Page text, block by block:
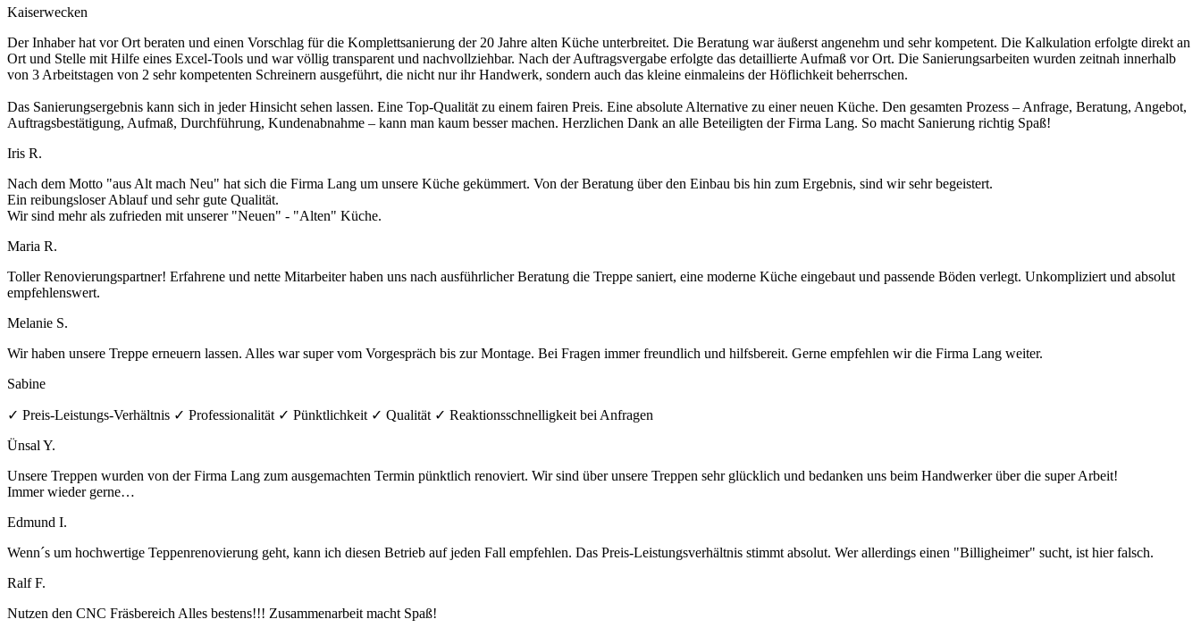
Kaiserwecken
Der Inhaber hat vor Ort beraten und einen Vorschlag für die Komplettsanierung der 20 Jahre alten Küche unterbreitet. Die Beratung war äußerst angenehm und sehr kompetent. Die Kalkulation erfolgte direkt an
Ort und Stelle mit Hilfe eines Excel-Tools und war völlig transparent und nachvollziehbar. Nach der Auftragsvergabe erfolgte das detaillierte Aufmaß vor Ort. Die Sanierungsarbeiten wurden zeitnah innerhalb
von 3 Arbeitstagen von 2 sehr kompetenten Schreinern ausgeführt, die nicht nur ihr Handwerk, sondern auch das kleine einmaleins der Höflichkeit beherrschen.
Das Sanierungsergebnis kann sich in jeder Hinsicht sehen lassen. Eine Top-Qualität zu einem fairen Preis. Eine absolute Alternative zu einer neuen Küche. Den gesamten Prozess – Anfrage, Beratung, Angebot,
Auftragsbestätigung, Aufmaß, Durchführung, Kundenabnahme – kann man kaum besser machen. Herzlichen Dank an alle Beteiligten der Firma Lang. So macht Sanierung richtig Spaß!
Iris R.
Nach dem Motto "aus Alt mach Neu" hat sich die Firma Lang um unsere Küche gekümmert. Von der Beratung über den Einbau bis hin zum Ergebnis, sind wir sehr begeistert.
Ein reibungsloser Ablauf und sehr gute Qualität.
Wir sind mehr als zufrieden mit unserer "Neuen" - "Alten" Küche.
Maria R.
Toller Renovierungspartner! Erfahrene und nette Mitarbeiter haben uns nach ausführlicher Beratung die Treppe saniert, eine moderne Küche eingebaut und passende Böden verlegt. Unkompliziert und absolut
empfehlenswert.
Melanie S.
Wir haben unsere Treppe erneuern lassen. Alles war super vom Vorgespräch bis zur Montage. Bei Fragen immer freundlich und hilfsbereit. Gerne empfehlen wir die Firma Lang weiter.
Sabine
✓ Preis-Leistungs-Verhältnis ✓ Professionalität ✓ Pünktlichkeit ✓ Qualität ✓ Reaktionsschnelligkeit bei Anfragen
Ünsal Y.
Unsere Treppen wurden von der Firma Lang zum ausgemachten Termin pünktlich renoviert. Wir sind über unsere Treppen sehr glücklich und bedanken uns beim Handwerker über die super Arbeit!
Immer wieder gerne…
Edmund I.
Wenn´s um hochwertige Teppenrenovierung geht, kann ich diesen Betrieb auf jeden Fall empfehlen. Das Preis-Leistungsverhältnis stimmt absolut. Wer allerdings einen "Billigheimer" sucht, ist hier falsch.
Ralf F.
Nutzen den CNC Fräsbereich Alles bestens!!! Zusammenarbeit macht Spaß!